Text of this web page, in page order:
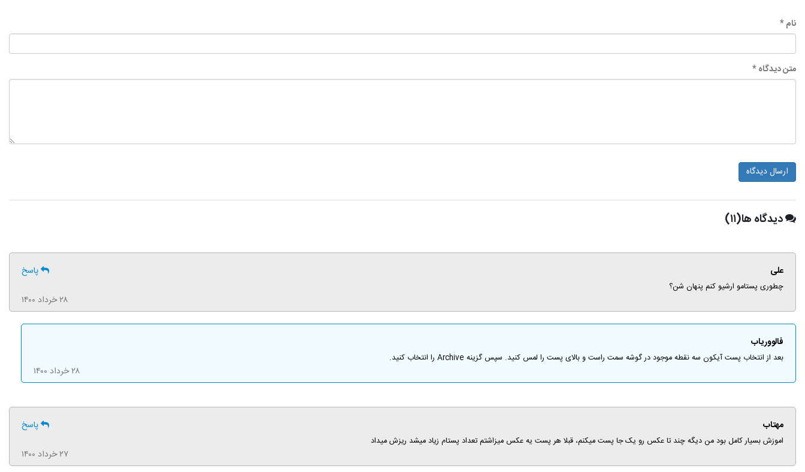
نام *
متن دیدگاه *
ارسال دیدگاه
دیدگاه ها(۱۱)
علی پاسخ
چطوری پستامو ارشیو کنم پنهان شن؟
۲۸ خرداد ۱۴۰۰
فالووریاب
بعد از انتخاب پست آیکون سه نقطه موجود در گوشه سمت راست و بالای پست را لمس کنید. سپس گزینه Archive را انتخاب کنید.
۲۸ خرداد ۱۴۰۰
مهتاب پاسخ
اموزش بسیار کامل بود من دیگه چند تا عکس رو یک جا پست میکنم، قبلا هر پست یه عکس میزاشتم تعداد پستام زیاد میشد ریزش میداد
۲۷ خرداد ۱۴۰۰